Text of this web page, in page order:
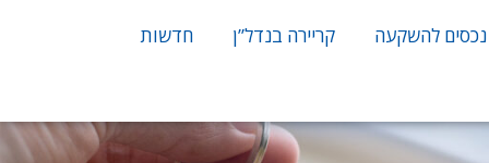
נכסים להשקעה קריירה בנדל”ן חדשות